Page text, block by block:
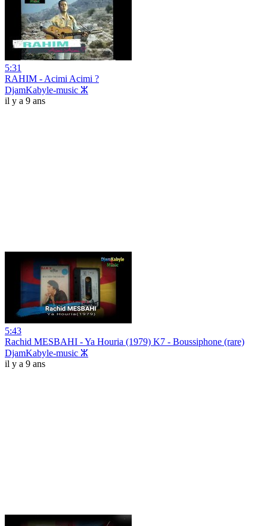
5:31
RAHIM - Acimi Acimi ?
DjamKabyle-music ⵣ
il y a 9 ans
5:43
Rachid MESBAHI - Ya Houria (1979) K7 - Boussiphone (rare)
DjamKabyle-music ⵣ
il y a 9 ans